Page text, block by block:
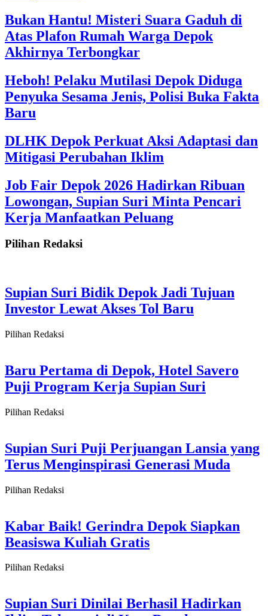
Bukan Hantu! Misteri Suara Gaduh di
Atas Plafon Rumah Warga Depok
Akhirnya Terbongkar
Heboh! Pelaku Mutilasi Depok Diduga
Penyuka Sesama Jenis, Polisi Buka Fakta
Baru
DLHK Depok Perkuat Aksi Adaptasi dan
Mitigasi Perubahan Iklim
Job Fair Depok 2026 Hadirkan Ribuan
Lowongan, Supian Suri Minta Pencari
Kerja Manfaatkan Peluang
Pilihan Redaksi
Supian Suri Bidik Depok Jadi Tujuan
Investor Lewat Akses Tol Baru
Pilihan Redaksi
Baru Pertama di Depok, Hotel Savero
Puji Program Kerja Supian Suri
Pilihan Redaksi
Supian Suri Puji Perjuangan Lansia yang
Terus Menginspirasi Generasi Muda
Pilihan Redaksi
Kabar Baik! Gerindra Depok Siapkan
Beasiswa Kuliah Gratis
Pilihan Redaksi
Supian Suri Dinilai Berhasil Hadirkan